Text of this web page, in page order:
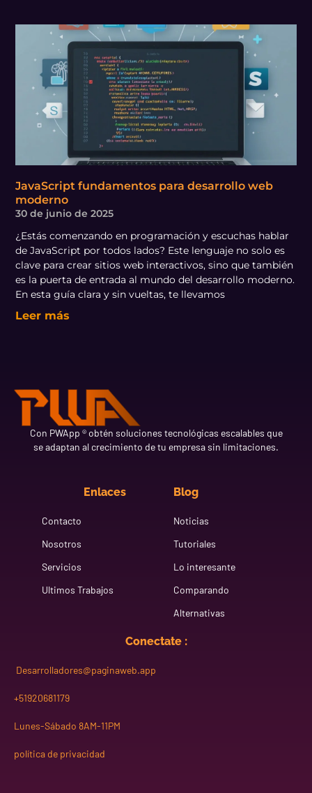
JavaScript fundamentos para desarrollo web
moderno
30 de junio de 2025
¿Estás comenzando en programación y escuchas hablar
de JavaScript por todos lados? Este lenguaje no solo es
clave para crear sitios web interactivos, sino que también
es la puerta de entrada al mundo del desarrollo moderno.
En esta guía clara y sin vueltas, te llevamos
Leer más
Con PWApp ® obtén soluciones tecnológicas escalables que
se adaptan al crecimiento de tu empresa sin limitaciones.
Enlaces
Contacto
Nosotros
Servicios
Ultimos Trabajos
Blog
Noticias
Tutoriales
Lo interesante
Comparando
Alternativas
Conectate :
Desarrolladores@paginaweb.app
+51920681179
Lunes-Sábado 8AM-11PM
política de privacidad